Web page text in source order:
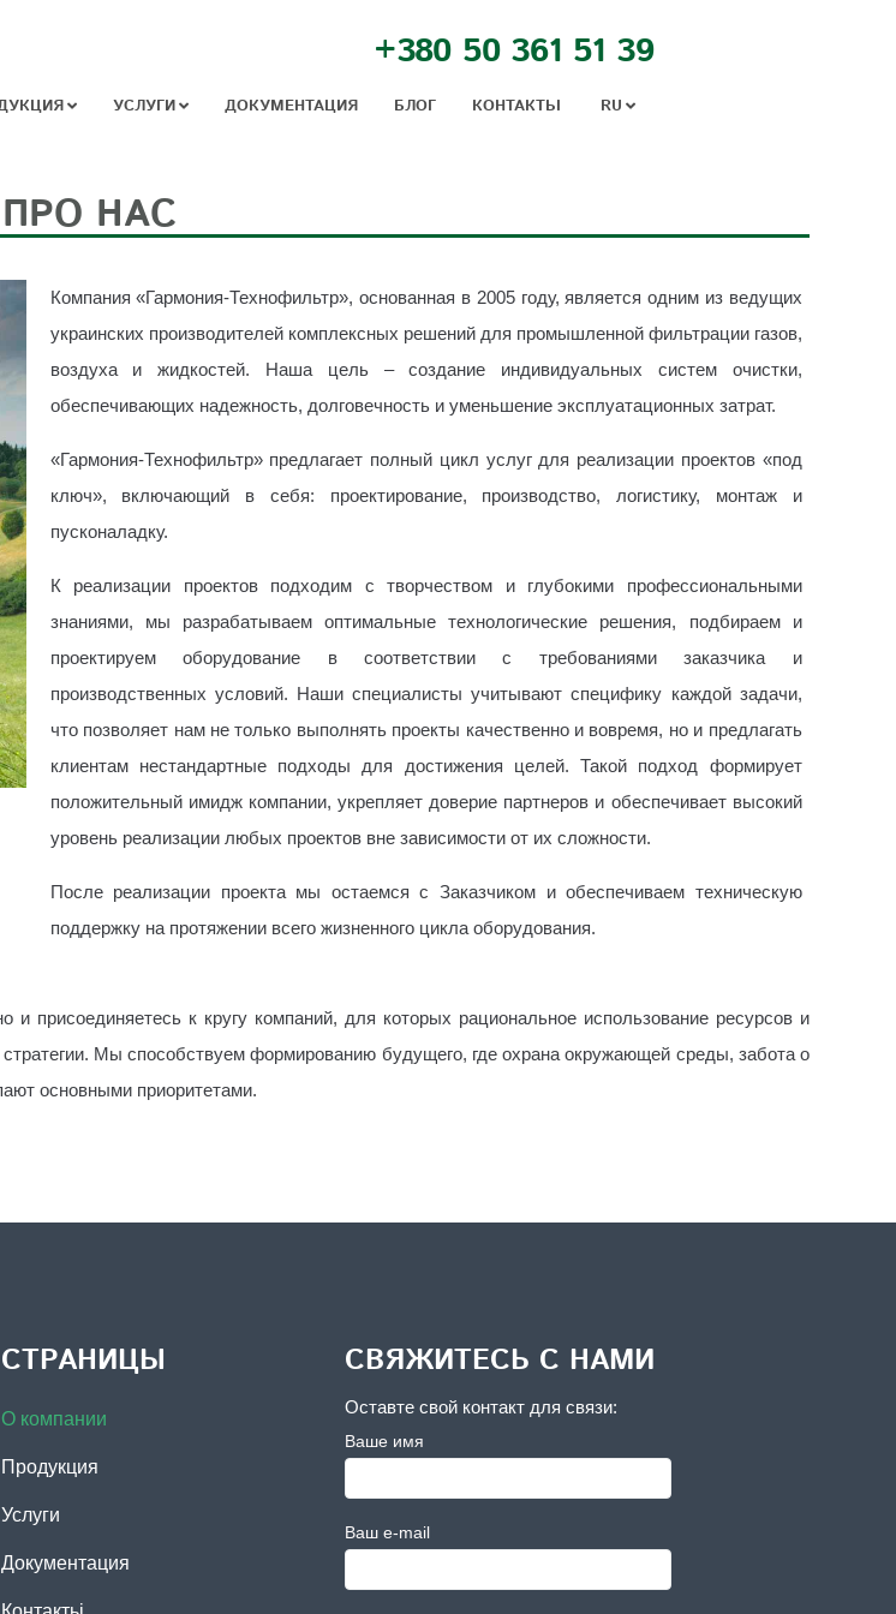
+380 50 361 51 39
УСЛУГИ ДОКУМЕНТАЦИЯ БЛОГ КОНТАКТЬІ RU
ПРО НАС
Компания «Гармония-Технофильтр», основанная в 2005 году, является одним из ведущих
украинских производителей комплексных решений для промышленной фильтрации газов,
воздуха и жидкостей. Наша цель – создание индивидуальных систем очистки,
обеспечивающих надежность, долговечность и уменьшение эксплуатационных затрат.
«Гармония-Технофильтр» предлагает полный цикл услуг для реализации проектов «под
ключ», включающий в себя: проектирование, производство, логистику, монтаж и
пусконаладку.
К реализации проектов подходим с творчеством и глубокими профессиональными
знаниями, мы разрабатываем оптимальные технологические решения, подбираем и
проектируем оборудование в соответствии с требованиями заказчика и
производственных условий. Наши специалисты учитывают специфику каждой задачи,
что позволяет нам не только выполнять проекты качественно и вовремя, но и предлагать
клиентам нестандартные подходы для достижения целей. Такой подход формирует
положительный имидж компании, укрепляет доверие партнеров и обеспечивает высокий
уровень реализации любых проектов вне зависимости от их сложности.
После реализации проекта мы остаемся с Заказчиком и обеспечиваем техническую
поддержку на протяжении всего жизненного цикла оборудования.
присоединяетесь к кругу компаний, для которых рациональное использование ресурсов и
Мы способствуем формированию будущего, где охрана окружающей среды, забота о
основными приоритетами.
СТРАНИЦЫ
О компании
Продукция
Услуги
Документация
СВЯЖИТЕСЬ С НАМИ
Оставте свой контакт для связи:
Ваше имя
Ваш e-mail